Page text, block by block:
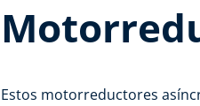
Estos motorreductores